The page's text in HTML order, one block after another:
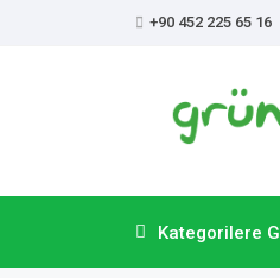
+90 452 225 65 16
Kategorilere